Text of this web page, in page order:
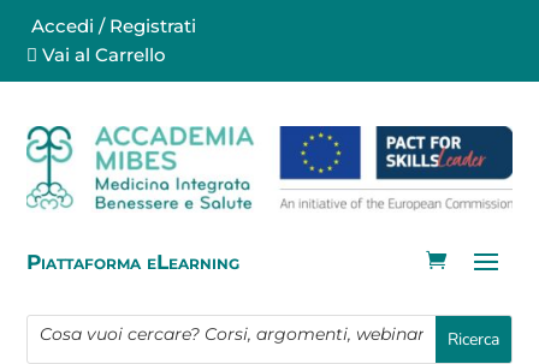
Accedi / Registrati
Vai al Carrello
Piattaforma eLearning